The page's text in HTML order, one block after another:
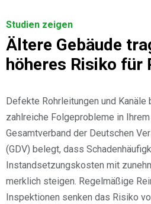
Studien zeigen
Ältere Gebäude
höheres Risiko für
Defekte Rohrleitungen und
zahlreiche Folgeprobleme in
Gesamtverband der Deutschen
(GDV) belegt, dass
Instandsetzungskosten mit
merklich steigen. Regelmäßige
Inspektionen senken das Risiko